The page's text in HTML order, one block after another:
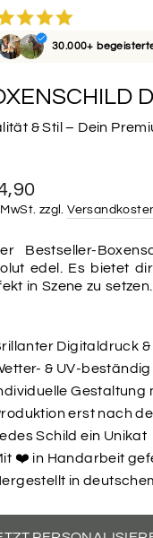
30.000+
& Stil – Dein
zzgl.
Bestseller-
edel. Es bietet
in Szene zu
Digitaldruck
& UV-
Gestaltung
erst nach
Schild ein Unikat
❤️ in Handarbeit
in